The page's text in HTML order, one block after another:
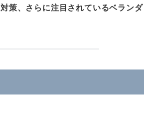
策、さらに注目されているベラン